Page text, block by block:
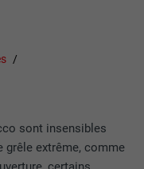
sont insensibles
grêle extrême, comme